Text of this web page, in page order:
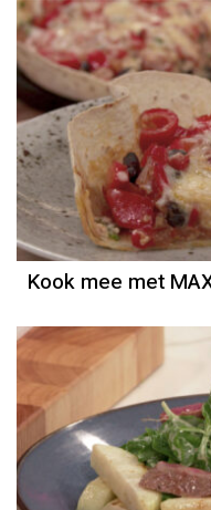
Kook mee met